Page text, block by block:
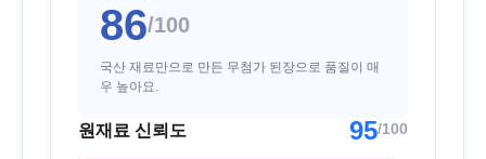
86/100
국산 재료만으로 만든 무첨가 된장으로 품질이 매
우 높아요.
원재료 신뢰도 95/100